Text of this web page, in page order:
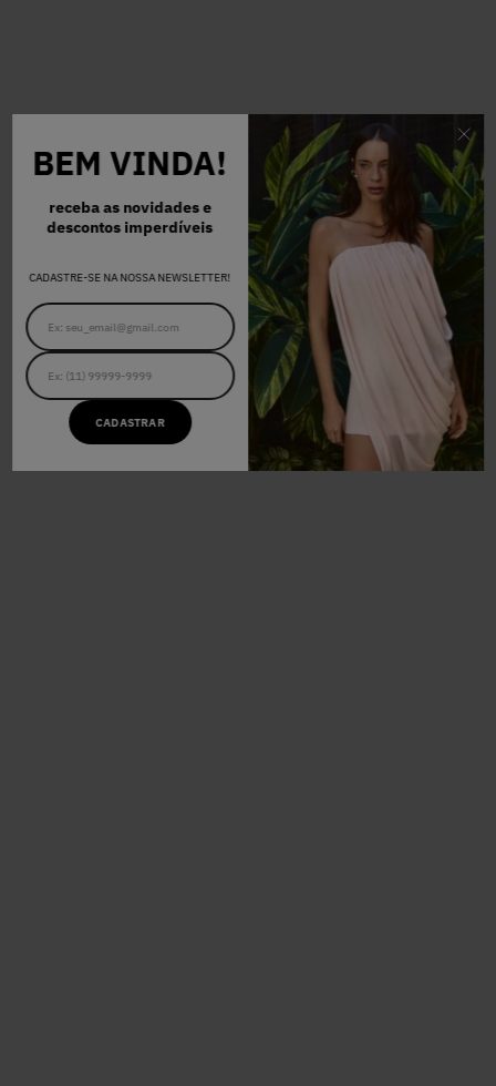
BEM VINDA!
receba as novidades e
descontos imperdíveis
CADASTRE-SE NA NOSSA NEWSLETTER!
CADASTRAR